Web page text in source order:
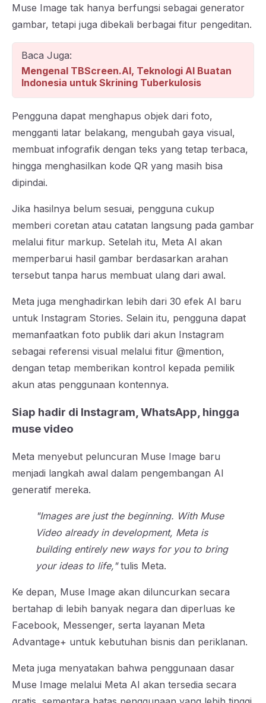
Muse Image tak hanya berfungsi sebagai generator
gambar, tetapi juga dibekali berbagai fitur pengeditan.
Baca Juga:
Mengenal TBScreen.AI, Teknologi AI Buatan
Indonesia untuk Skrining Tuberkulosis
Pengguna dapat menghapus objek dari foto,
mengganti latar belakang, mengubah gaya visual,
membuat infografik dengan teks yang tetap terbaca,
hingga menghasilkan kode QR yang masih bisa
dipindai.
Jika hasilnya belum sesuai, pengguna cukup
memberi coretan atau catatan langsung pada gambar
melalui fitur markup. Setelah itu, Meta AI akan
memperbarui hasil gambar berdasarkan arahan
tersebut tanpa harus membuat ulang dari awal.
Meta juga menghadirkan lebih dari 30 efek AI baru
untuk Instagram Stories. Selain itu, pengguna dapat
memanfaatkan foto publik dari akun Instagram
sebagai referensi visual melalui fitur @mention,
dengan tetap memberikan kontrol kepada pemilik
akun atas penggunaan kontennya.
Siap hadir di Instagram, WhatsApp, hingga
muse video
Meta menyebut peluncuran Muse Image baru
menjadi langkah awal dalam pengembangan AI
generatif mereka.
"Images are just the beginning. With Muse
Video already in development, Meta is
building entirely new ways for you to bring
your ideas to life,"tulis Meta.
Ke depan, Muse Image akan diluncurkan secara
bertahap di lebih banyak negara dan diperluas ke
Facebook, Messenger, serta layanan Meta
Advantage+ untuk kebutuhan bisnis dan periklanan.
Meta juga menyatakan bahwa penggunaan dasar
Muse Image melalui Meta AI akan tersedia secara